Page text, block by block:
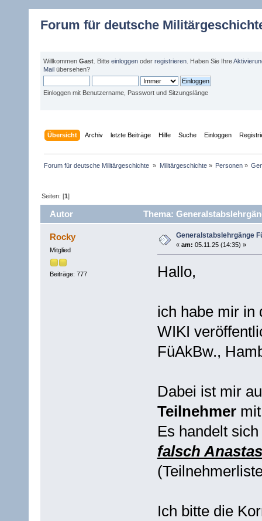
Forum für deutsche
Willkommen Gast . Bitte einloggen oder registrieren . Haben Sie Ihre
Mail übersehen?
Einloggen mit Benutzername, Passwort und Sitzungslänge
Übersicht Archiv letzte Beiträge Hilfe Suche Einloggen
Forum für deutsche Militärgeschichte » Militärgeschichte» Personen»
Seiten: [1]
Autor Thema:
Rocky
Mitglied
Beiträge: 777
Generalstabslehrgänge
« am: 05.11.25 (14:35) »
Hallo,
ich habe mir in
WIKI
FüAkBw.,
Dabei ist mir
Teilnehmer
Es handelt
falsch
Ich bitte die